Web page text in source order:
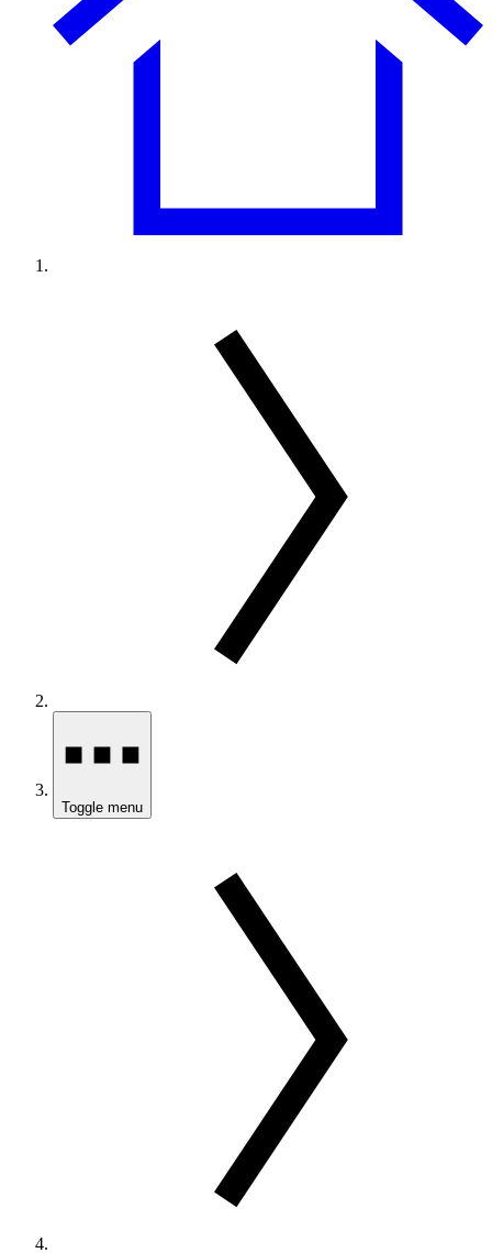
Toggle menu